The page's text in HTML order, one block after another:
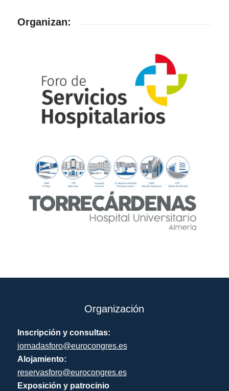
Organizan:
Organización
Inscripción y consultas:
jornadasforo@eurocongres.es
Alojamiento:
reservasforo@eurocongres.es
Exposición y patrocinio